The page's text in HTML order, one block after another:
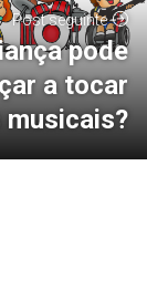
Post seguinte
pode
a tocar